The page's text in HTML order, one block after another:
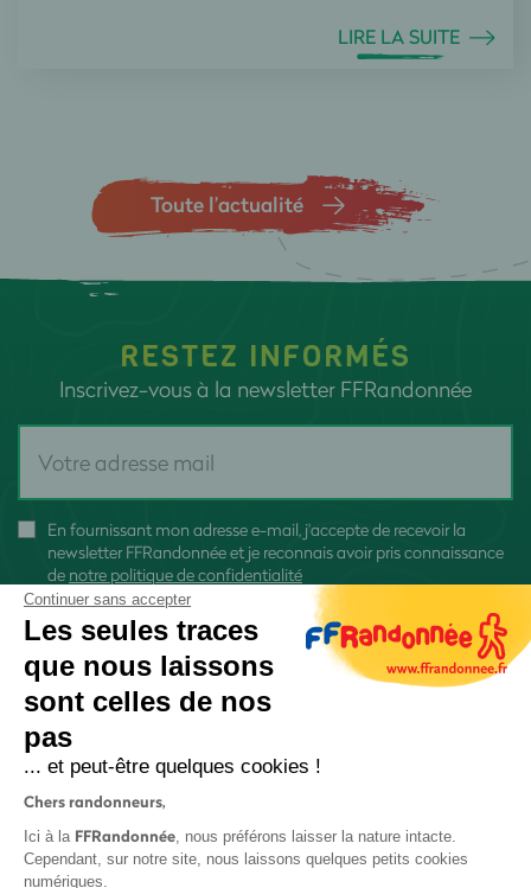
LIRE LA SUITE
Toute l’actualité
RESTEZ INFORMÉS
Inscrivez-vous à la newsletter FFRandonnée
En fournissant mon adresse e-mail, j'accepte de recevoir la
newsletter FFRandonnée et je reconnais avoir pris connaissance
de notre politique de confidentialité
Continuer sans accepter
Les seules traces
que nous laissons
sont celles de nos
pas
... et peut-être quelques cookies !
Chers randonneurs,
Ici à la FFRandonnée, nous préférons laisser la nature intacte.
Cependant, sur notre site, nous laissons quelques petits cookies
numériques.